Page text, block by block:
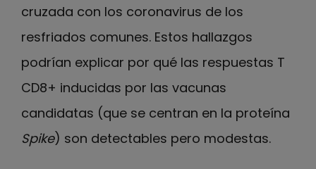
cruzada con los coronavirus de los
resfriados comunes. Estos hallazgos
podrían explicar por qué las respuestas T
CD8+ inducidas por las vacunas
candidatas (que se centran en la proteína
Spike) son detectables pero modestas.